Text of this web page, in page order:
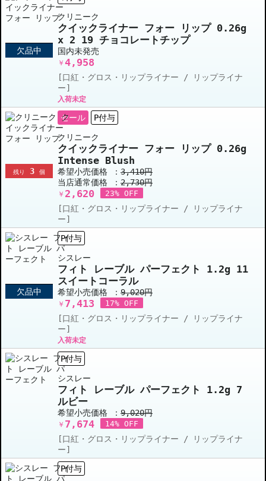
欠品中
クリニーク
クイックライナー フォー リップ 0.26g
x 2 19 チョコレートチップ
国内未発売
￥ 4,958
[口紅・グロス・リップライナー / リップライナ
ー]
入荷未定
残り 3 個
セール P付与
クリニーク
クイックライナー フォー リップ 0.26g
Intense Blush
希望小売価格 ： 3,410円
当店通常価格 ： 2,730円
￥ 2,620 23% OFF
[口紅・グロス・リップライナー / リップライナ
ー]
欠品中
P付与
シスレー
フィト レーブル パーフェクト 1.2g 11
スイートコーラル
希望小売価格 ： 9,020円
￥ 7,413 17% OFF
[口紅・グロス・リップライナー / リップライナ
ー]
入荷未定
P付与
シスレー
フィト レーブル パーフェクト 1.2g 7
ルビー
希望小売価格 ： 9,020円
￥ 7,674 14% OFF
[口紅・グロス・リップライナー / リップライナ
ー]
P付与